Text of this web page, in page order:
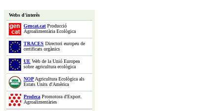
Webs d'interès
Gencat.catProducció
Agroalimentària Ecològica
TRACES Directori europeu de
certificats orgànics
UE Web de la Unió Europea
sobre agricultura ecològica
NOPAgricultura Ecològica als
Estats Units d'Amèrica
Prodeca Promotora d'Export.
Agroalimentàries